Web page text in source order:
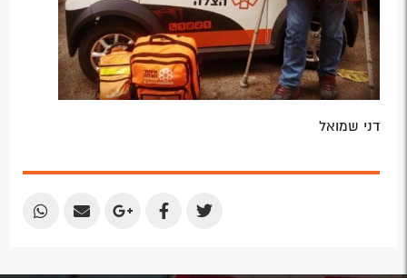
דני שמואל
Share
Share
Share
Share
Share